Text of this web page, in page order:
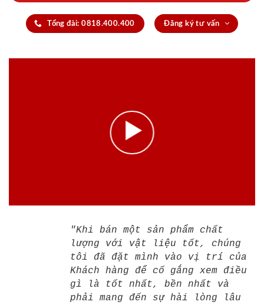
Tổng đài: 0818.400.400 Đăng ký tư vấn
"Khi bán một sản phẩm chất
lượng với vật liệu tốt, chúng
tôi đã đặt mình vào vị trí của
Khách hàng để cố gắng xem điều
gì là tốt nhất, bền nhất và
phải mang đến sự hài lòng lâu